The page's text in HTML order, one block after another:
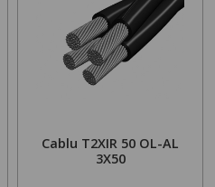
Cablu T2XIR 50 OL-AL
3X50